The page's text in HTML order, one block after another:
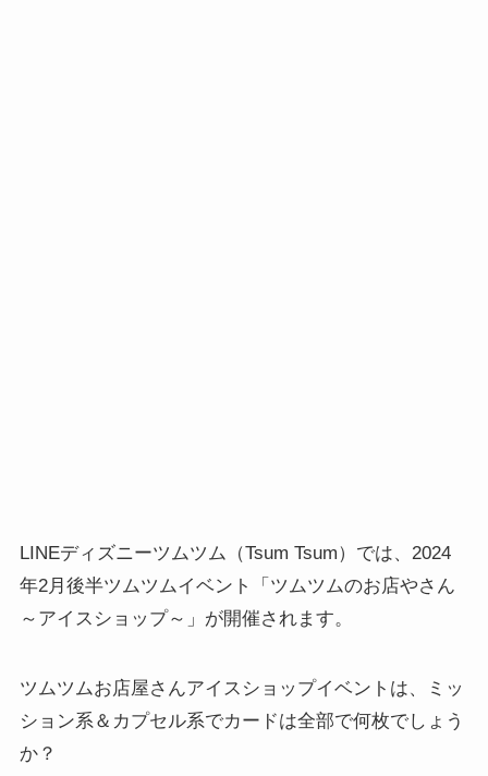
LINEディズニーツムツム（Tsum Tsum）では、2024
年2月後半ツムツムイベント「ツムツムのお店やさん
～アイスショップ～」が開催されます。
ツムツムお店屋さんアイスショップイベントは、ミッ
ション系＆カプセル系でカードは全部で何枚でしょう
か？